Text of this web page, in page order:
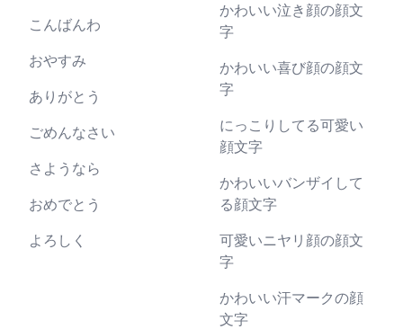
こんばんわ
おやすみ
ありがとう
ごめんなさい
さようなら
おめでとう
よろしく
かわいい泣き顔の顔文
字
かわいい喜び顔の顔文
字
にっこりしてる可愛い
顔文字
かわいいバンザイして
る顔文字
可愛いニヤリ顔の顔文
字
かわいい汗マークの顔
文字